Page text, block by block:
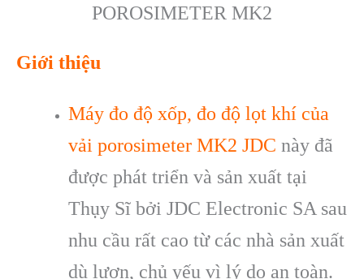
POROSIMETER MK2
Giới thiệu
Máy đo độ xốp, đo độ lọt khí của
vải porosimeter MK2 JDC này đã
được phát triển và sản xuất tại
Thụy Sĩ bởi JDC Electronic SA sau
nhu cầu rất cao từ các nhà sản xuất
dù lượn, chủ yếu vì lý do an toàn.